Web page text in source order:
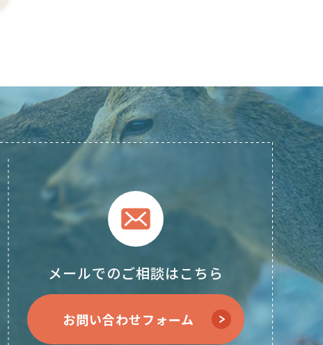
メールでのご相談はこちら
お問い合わせフォーム